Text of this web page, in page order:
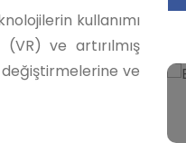
kullanımı
ve artırılmış
ve